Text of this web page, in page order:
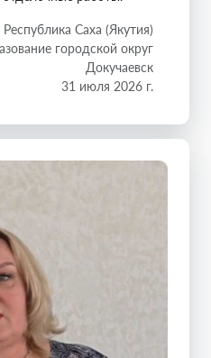
Республика Саха (Якутия)
городской округ
Докучаевск
31 июля 2026 г.